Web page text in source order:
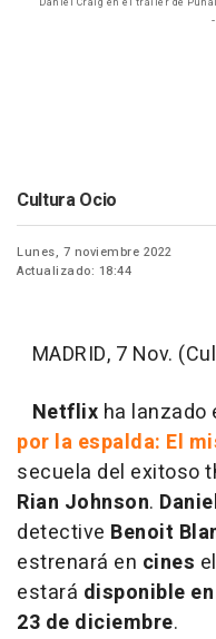
Cultura Ocio
Lunes, 7 noviembre 2022
Actualizado: 18:44
MADRID, 7 Nov.
Netflix ha lanzado
por la espalda: El
secuela del exitoso
Rian Johnson.
detective Benoit
estrenará en cines el
estará disponible
23 de diciembre.